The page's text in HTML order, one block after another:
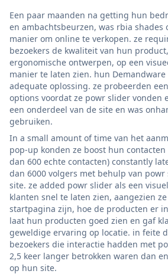
Een paar maanden na getting hun
en ambachtsbeurzen, was rbia shades
manier om online te verkopen. ze
bezoekers de kwaliteit van hun
ergonomische ontwerpen, op een
manier te laten zien. hun
adequate oplossing. ze probeerden
options voordat ze powr slider vonden
een onderdeel van de site en was
gebruiken.
In a small amount of time van het
pop-up konden ze boost hun
dan 600 echte contacten) constantly
dan 6000 volgers met behulp van powr
site. ze added powr slider als een
klanten snel te laten zien, aangezien
startpagina zijn, hoe de producten er
laat hun producten goed zien en gaf
geweldige ervaring op locatie. in feite
bezoekers die interactie hadden met
2,5 keer langer betrokken waren dan
op hun site.